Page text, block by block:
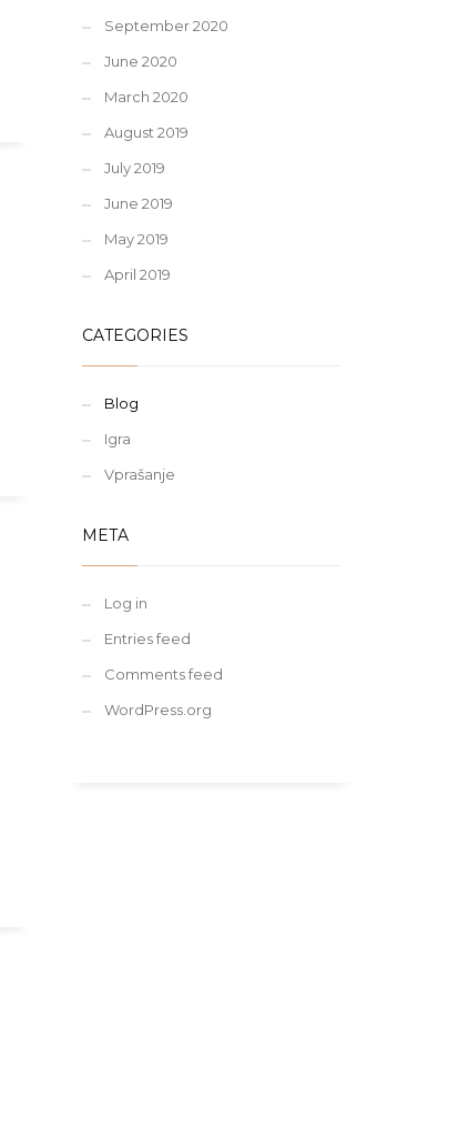
September 2020
June 2020
March 2020
August 2019
July 2019
June 2019
May 2019
April 2019
CATEGORIES
Blog
Igra
Vprašanje
META
Log in
Entries feed
Comments feed
WordPress.org